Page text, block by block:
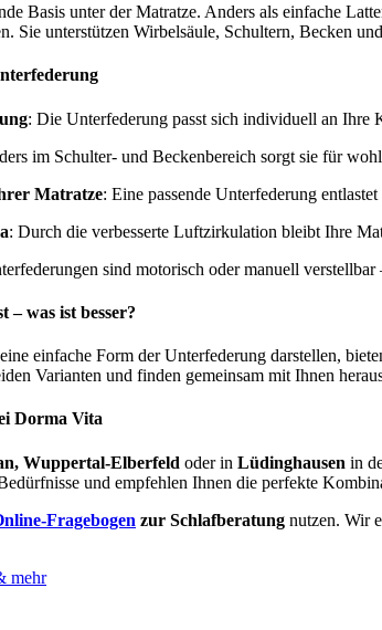
Basis unter der Matratze. Anders als einfache
Sie unterstützen Wirbelsäule, Schultern, Becken
: Die Unterfederung passt sich individuell an Ihre
im Schulter- und Beckenbereich sorgt sie für
Matratze: Eine passende Unterfederung
: Durch die verbesserte Luftzirkulation bleibt Ihre
sind motorisch oder manuell
was ist besser?
einfache Form der Unterfederung darstellen,
Varianten und finden gemeinsam mit Ihnen
Dorma Vita
Wuppertal-Elberfeld oder in Lüdinghausen in
und empfehlen Ihnen die perfekte
Fragebogen zur Schlafberatung nutzen. Wir
mehr